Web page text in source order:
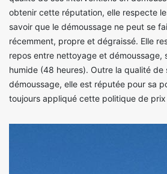
obtenir cette réputation, elle respecte
savoir que le démoussage ne peut se
récemment, propre et dégraissé. Elle
repos entre nettoyage et démoussage,
humide (48 heures). Outre la qualité de
démoussage, elle est réputée pour sa
toujours appliqué cette politique de